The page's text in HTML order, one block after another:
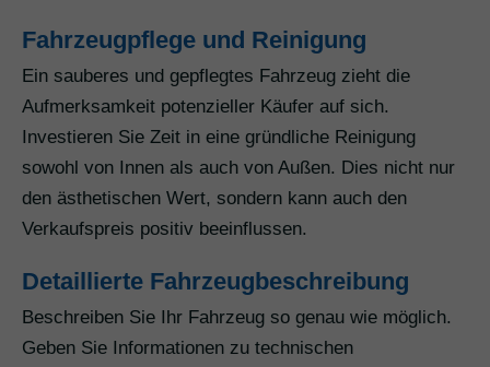
Fahrzeugpflege und Reinigung
Ein sauberes und gepflegtes Fahrzeug zieht die
Aufmerksamkeit potenzieller Käufer auf sich.
Investieren Sie Zeit in eine gründliche Reinigung
sowohl von Innen als auch von Außen. Dies nicht nur
den ästhetischen Wert, sondern kann auch den
Verkaufspreis positiv beeinflussen.
Detaillierte Fahrzeugbeschreibung
Beschreiben Sie Ihr Fahrzeug so genau wie möglich.
Geben Sie Informationen zu technischen